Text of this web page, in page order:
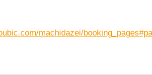
machidazei/